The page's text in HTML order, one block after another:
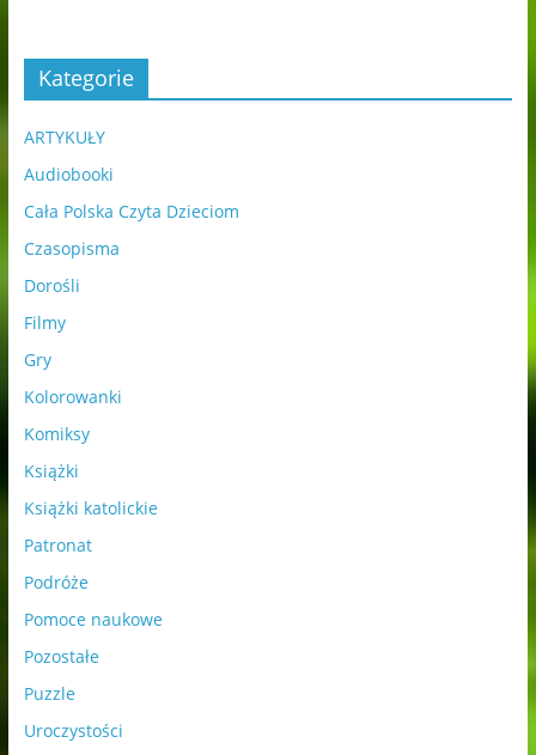
Kategorie
ARTYKUŁY
Audiobooki
Cała Polska Czyta Dzieciom
Czasopisma
Dorośli
Filmy
Gry
Kolorowanki
Komiksy
Książki
Książki katolickie
Patronat
Podróże
Pomoce naukowe
Pozostałe
Puzzle
Uroczystości